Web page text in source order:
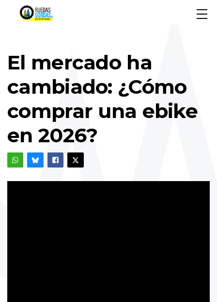
El mercado ha
cambiado: ¿Cómo
comprar una ebike
en 2026?